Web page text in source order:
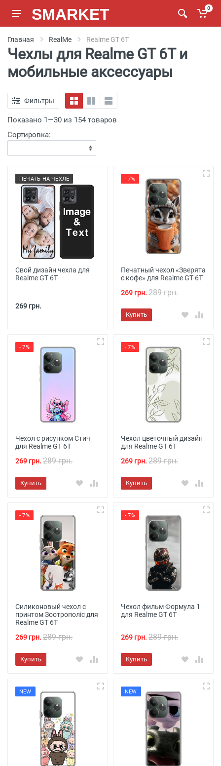
SMARKET 0
Главная RealMe Realme GT 6T
Чехлы для Realme GT 6T и
мобильные аксессуары
Фильтры
Показано 1—30 из 154 товаров
Сортировка:
ПЕЧАТЬ НА ЧЕХЛЕ
Свой дизайн чехла для
Realme GT 6T
269 грн.
- 7%
Печатный чехол «Зверята
с кофе» для Realme GT 6T
269 грн. 289 грн.
Купить
- 7%
Чехол с рисунком Стич
для Realme GT 6T
269 грн. 289 грн.
Купить
- 7%
Чехол цветочный дизайн
для Realme GT 6T
269 грн. 289 грн.
Купить
- 7%
Силиконовый чехол с
принтом Зоотрополіс для
Realme GT 6T
269 грн. 289 грн.
Купить
- 7%
Чехол фильм Формула 1
для Realme GT 6T
269 грн. 289 грн.
Купить
NEW NEW